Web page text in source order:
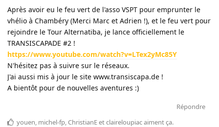
Après avoir eu le feu vert de l'asso VSPT pour emprunter le
vhélio à Chambéry (Merci Marc et Adrien !), et le feu vert pour
rejoindre le Tour Alternatiba, je lance officiellement le
TRANSISCAPADE #2 !
https://www.youtube.com/watch?v=LTex2yMc85Y
N'hésitez pas à suivre sur le réseaux.
J'ai aussi mis à jour le site www.transiscapa.de !
A bientôt pour de nouvelles aventures :)
Répondre
youen, michel-fp, ChristianEetclaireloupiacaiment ça.